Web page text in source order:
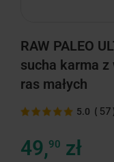
RAW PALEO
sucha karma
ras małych
5.0 ( 57
49,90 zł